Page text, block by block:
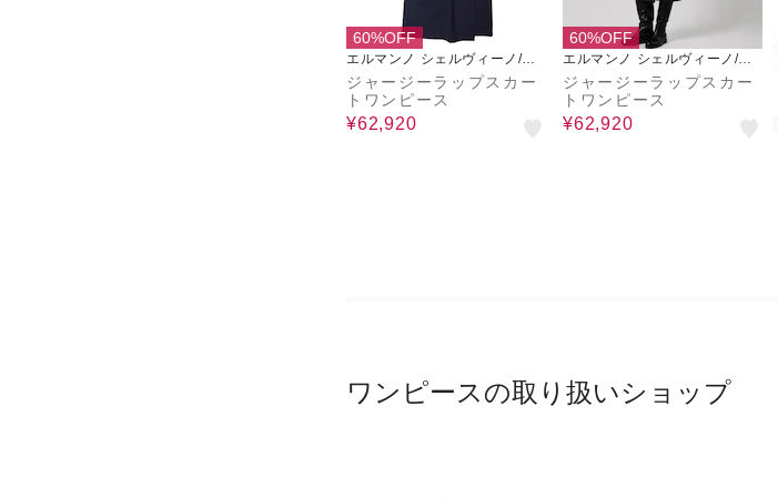
60%OFF
エルマンノ シェルヴィーノ/ペ
セリコ
ジャージーラップスカー
トワンピース
¥62,920
60%OFF
エルマンノ シェルヴィーノ/ペ
セリコ
ジャージーラップスカー
トワンピース
¥62,920
ワンピースの取り扱いショップ